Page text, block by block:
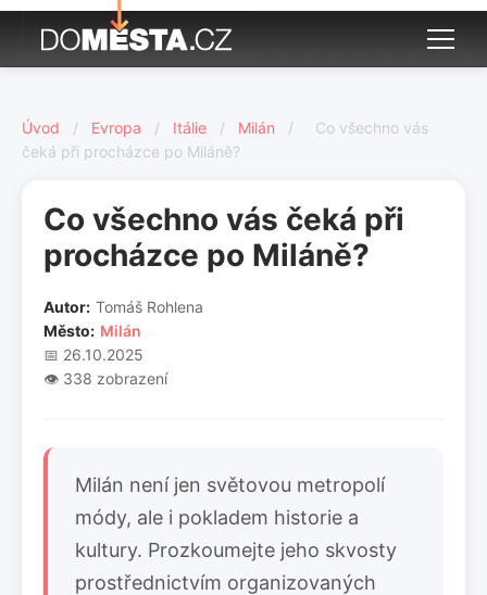
Úvod / Evropa / Itálie / Milán /
Co všechno vás
čeká při procházce po Miláně?
Co všechno vás čeká při
procházce po Miláně?
Autor: Tomáš Rohlena
Město: Milán
📅 26.10.2025
👁️ 338 zobrazení
Milán není jen světovou metropolí
módy, ale i pokladem historie a
kultury. Prozkoumejte jeho skvosty
prostřednictvím organizovaných